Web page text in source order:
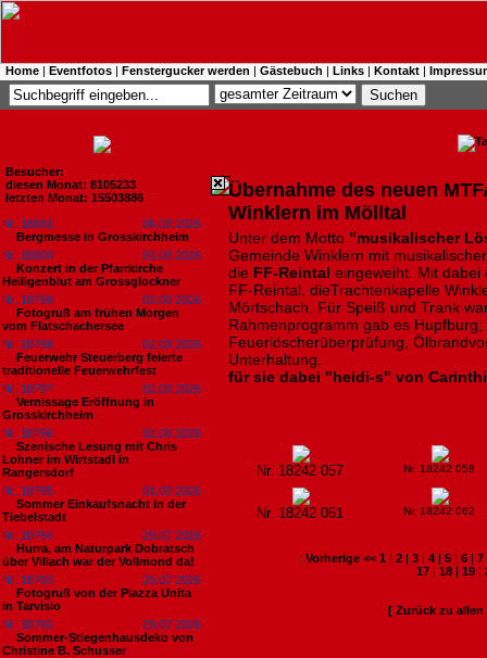
Home | Eventfotos | Fenstergucker werden | Gästebuch | Links | Kontakt |
Besucher:
diesen Monat: 8105233
letzten Monat: 15503886
Nr. 18801
06.08.2026
Bergmesse in Grosskirchheim
Nr. 18800
03.08.2026
Konzert in der Pfarrkirche
Heiligenblut am Grossglockner
Nr. 18799
03.08.2026
Fotogruß am frühen Morgen
vom Flatschachersee
Nr. 18798
02.08.2026
Feuerwehr Steuerberg feierte
traditionelle Feuerwehrfest
Nr. 18797
02.08.2026
Vernissage Eröffnung in
Grosskirchheim
Nr. 18796
02.08.2026
Szenische Lesung mit Chris
Lohner im Wirtstadl in
Rangersdorf
Nr. 18795
01.08.2026
Sommer Einkaufsnacht in der
Tiebelstadt
Nr. 18794
29.07.2026
Hurra, am Naturpark Dobratsch
über Villach war der Vollmond da!
Nr. 18793
29.07.2026
Fotogruß von der Piazza Unita
in Tarvisio
Nr. 18792
29.07.2026
Sommer-Stiegenhausdeko von
Christine B. Schusser
Übernahme des neuen
Winklern im Mölltal
Unter dem Motto "musikalischer
Gemeinde Winklern mit
die FF-Reintal eingeweiht. Mit
FF-Reintal, dieTrachtenkapelle
Mörtschach. Für Speiß und Trank
Rahmenprogramm gab es
Feuerlöscherüberprüfung,
Unterhaltung.
für sie dabei "heidi-s" von
Nr. 18242 057 Nr. 18242 058
Nr. 18242 061 Nr. 18242 062
: Vorherige << 1 | 2 | 3 | 4 | 5 | 6 | 7
17 | 18 | 19 |
[ Zurück zu